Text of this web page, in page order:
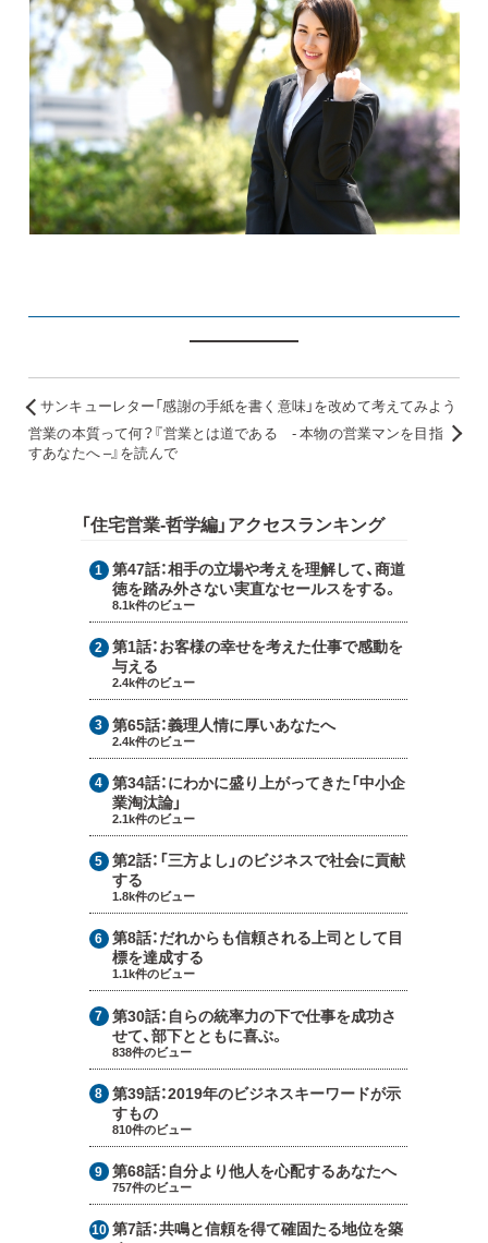
サンキューレター「感謝の手紙を書く意味」を改めて考えてみよう
営業の本質って何？『営業とは道である - 本物の営業マンを目指
すあなたへ –』を読んで
「住宅営業-哲学編」アクセスランキング
第47話：相手の立場や考えを理解して、商道
徳を踏み外さない実直なセールスをする。
8.1k件のビュー
第1話：お客様の幸せを考えた仕事で感動を
与える
2.4k件のビュー
第65話：義理人情に厚いあなたへ
2.4k件のビュー
第34話：にわかに盛り上がってきた「中小企
業淘汰論」
2.1k件のビュー
第2話： 「三方よし」のビジネスで社会に貢献
する
1.8k件のビュー
第8話：だれからも信頼される上司として目
標を達成する
1.1k件のビュー
第30話： 自らの統率力の下で仕事を成功さ
せて、部下とともに喜ぶ。
838件のビュー
第39話：2019年のビジネスキーワードが示
すもの
810件のビュー
第68話： 自分より他人を心配するあなたへ
757件のビュー
第7話：共鳴と信頼を得て確固たる地位を築